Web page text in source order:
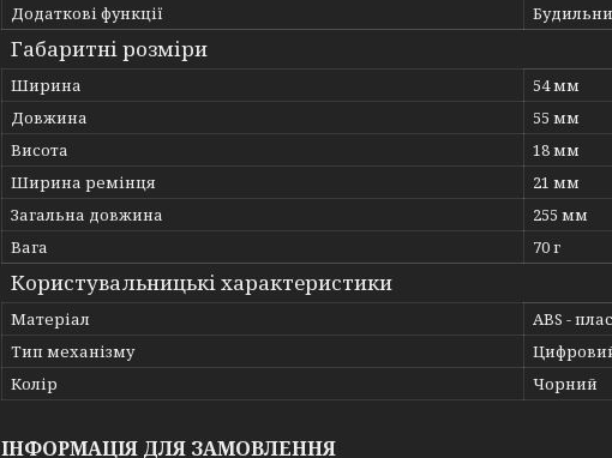
Додаткові функції
Габаритні розміри
Ширина
54 мм
Довжина
55 мм
Висота
18 мм
Ширина ремінця
21 мм
Загальна довжина
255 мм
Вага
70 г
Користувальницькі характеристики
Матеріал
ABS -
Тип механізму
Колір
Чорний
ІНФОРМАЦІЯ ДЛЯ ЗАМОВЛЕННЯ